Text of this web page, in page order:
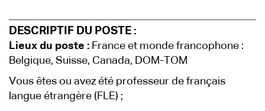
DESCRIPTIF DU POSTE :
Lieux du poste : France et monde francophone :
Belgique, Suisse, Canada, DOM-TOM
Vous êtes ou avez été professeur de français
langue étrangère (FLE) ;